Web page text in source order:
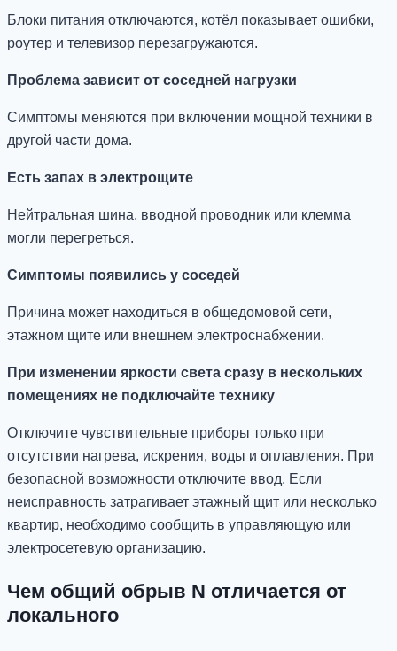
Блоки питания отключаются, котёл показывает ошибки,
роутер и телевизор перезагружаются.
Проблема зависит от соседней нагрузки
Симптомы меняются при включении мощной техники в
другой части дома.
Есть запах в электрощите
Нейтральная шина, вводной проводник или клемма
могли перегреться.
Симптомы появились у соседей
Причина может находиться в общедомовой сети,
этажном щите или внешнем электроснабжении.
При изменении яркости света сразу в нескольких
помещениях не подключайте технику
Отключите чувствительные приборы только при
отсутствии нагрева, искрения, воды и оплавления. При
безопасной возможности отключите ввод. Если
неисправность затрагивает этажный щит или несколько
квартир, необходимо сообщить в управляющую или
электросетевую организацию.
Чем общий обрыв N отличается от
локального